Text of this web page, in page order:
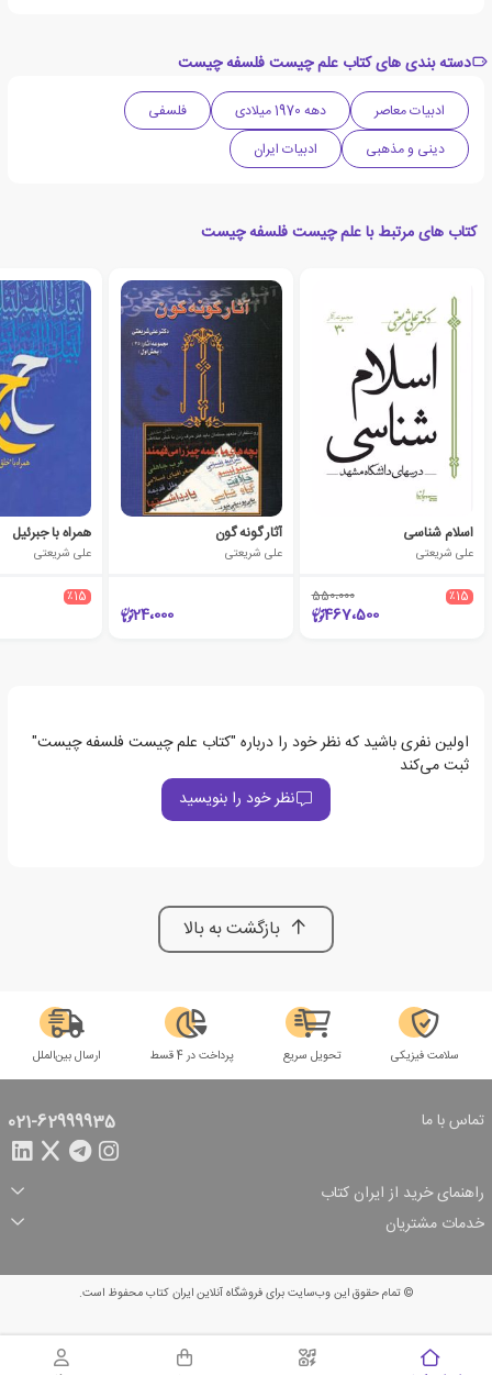
دسته بندی های کتاب علم چیست فلسفه چیست
ادبیات معاصر دهه 1970 میلادی
فلسفی
دینی و مذهبی
ادبیات ایران
کتاب های مرتبط با علم چیست فلسفه چیست
اسلام شناسی
علی شریعتی
٪15 550،000
467،500
آثار گونه گون
علی شریعتی
24،000
همراه با جبرئیل
علی شریعتی
٪15
اولین نفری باشید که نظر خود را درباره "کتاب علم چیست فلسفه چیست"
ثبت می‌کند
نظر خود را بنویسید
بازگشت به بالا
سلامت فیزیکی تحویل سریع پرداخت در 4 قسط ارسال بین‌الملل
تماس با ما 021-62999935
راهنمای خرید از ایران کتاب
ثبت سفارش
شرایط ارسال سفارش
شیوه پرداخت
تخفیف‌های خرید
خدمات مشتریان
© تمام حقوق این وب‌سایت برای فروشگاه آنلاین ایران کتاب محفوظ است.
سبد خرید